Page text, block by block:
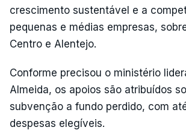
crescimento sustentável e a
pequenas e médias empresas,
Centro e Alentejo.
Conforme precisou o ministério
Almeida, os apoios são atribuídos
subvenção a fundo perdido, com
despesas elegíveis.